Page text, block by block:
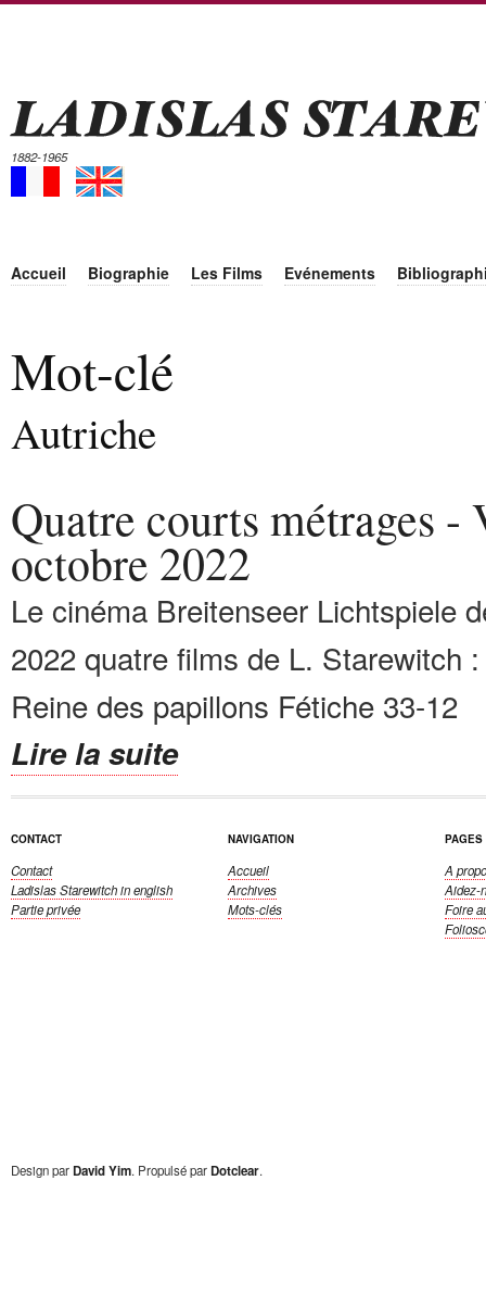
1882-1965
Accueil Biographie Les Films Evénements
Mot-clé
Autriche
Quatre courts métrages
octobre 2022
Le cinéma Breitenseer Lichtspiele
2022 quatre films de L. Starewitch
Reine des papillons Fétiche 33-12
Lire la suite
CONTACT
Contact
Ladislas Starewitchin english
Partie privée
NAVIGATION
Accueil
Archives
Mots-clés
PAGES
A
Aidez-
Foire
Design parDavid Yim. Propulsé parDotclear.